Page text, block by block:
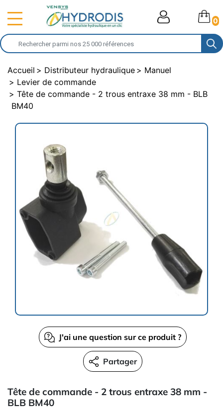
0
Accueil Distributeur hydraulique
Manuel
Levier de commande
Tête de commande - 2 trous entraxe 38 mm - BLB
BM40
J'ai une question sur ce produit ?
Partager
Tête de commande - 2 trous entraxe 38 mm -
BLB BM40